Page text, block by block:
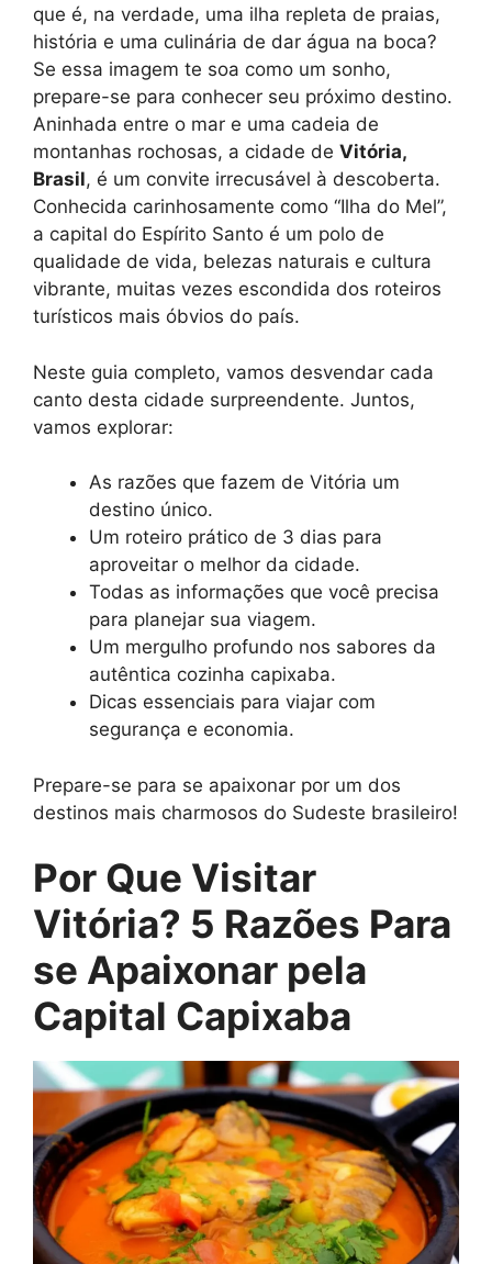
que é, na verdade, uma ilha repleta de praias,
história e uma culinária de dar água na boca?
Se essa imagem te soa como um sonho,
prepare-se para conhecer seu próximo destino.
Aninhada entre o mar e uma cadeia de
montanhas rochosas, a cidade de Vitória,
Brasil, é um convite irrecusável à descoberta.
Conhecida carinhosamente como “Ilha do Mel”,
a capital do Espírito Santo é um polo de
qualidade de vida, belezas naturais e cultura
vibrante, muitas vezes escondida dos roteiros
turísticos mais óbvios do país.
Neste guia completo, vamos desvendar cada
canto desta cidade surpreendente. Juntos,
vamos explorar:
As razões que fazem de Vitória um
destino único.
Um roteiro prático de 3 dias para
aproveitar o melhor da cidade.
Todas as informações que você precisa
para planejar sua viagem.
Um mergulho profundo nos sabores da
autêntica cozinha capixaba.
Dicas essenciais para viajar com
segurança e economia.
Prepare-se para se apaixonar por um dos
destinos mais charmosos do Sudeste brasileiro!
Por Que Visitar
Vitória? 5 Razões Para
se Apaixonar pela
Capital Capixaba